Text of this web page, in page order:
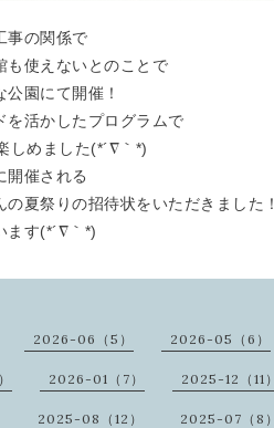
事の関係で
も使えないとのことで
園にて開催！
を活かしたプログラムで
しめました(*´∇｀*)
開催される
の夏祭りの招待状をいただきました！
ます(*´∇｀*)
2026-06（5） 2026-05（6）
2026-01（7） 2025-12（11）
2025-08（12） 2025-07（8）